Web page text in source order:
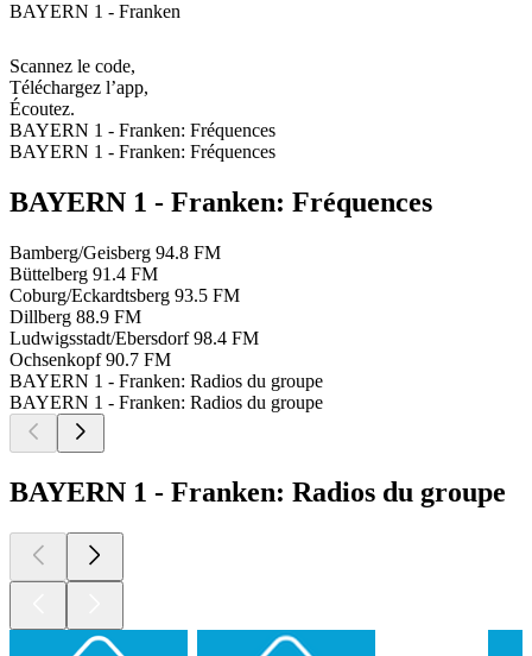
BAYERN 1 - Franken
Scannez le code,
Téléchargez l’app,
Écoutez.
BAYERN 1 - Franken: Fréquences
BAYERN 1 - Franken: Fréquences
BAYERN 1 - Franken: Fréquences
Bamberg/Geisberg 94.8 FM
Büttelberg 91.4 FM
Coburg/Eckardtsberg 93.5 FM
Dillberg 88.9 FM
Ludwigsstadt/Ebersdorf 98.4 FM
Ochsenkopf 90.7 FM
BAYERN 1 - Franken: Radios du groupe
BAYERN 1 - Franken: Radios du groupe
BAYERN 1 - Franken: Radios du groupe